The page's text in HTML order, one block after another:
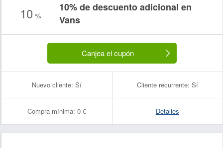
10 %
10% de descuento adicional en
Vans
Canjea el cupón
Nuevo cliente: Sí Cliente recurrente: Sí
Compra mínima: 0 € Detalles